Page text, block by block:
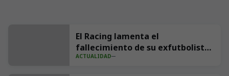
El Racing lamenta el
fallecimiento de su exfutbolista
Andrés Parada ‘Suco’
ACTUALIDAD